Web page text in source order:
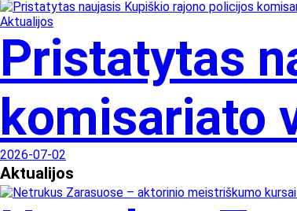
Aktualijos
Pristatytas
komisariato
2026-07-02
Aktualijos